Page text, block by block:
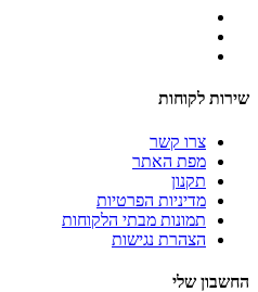
שירות לקוחות
צרו קשר
מפת האתר
תקנון
מדיניות הפרטיות
תמונות מבתי הלקוחות
הצהרת נגישות
החשבון שלי